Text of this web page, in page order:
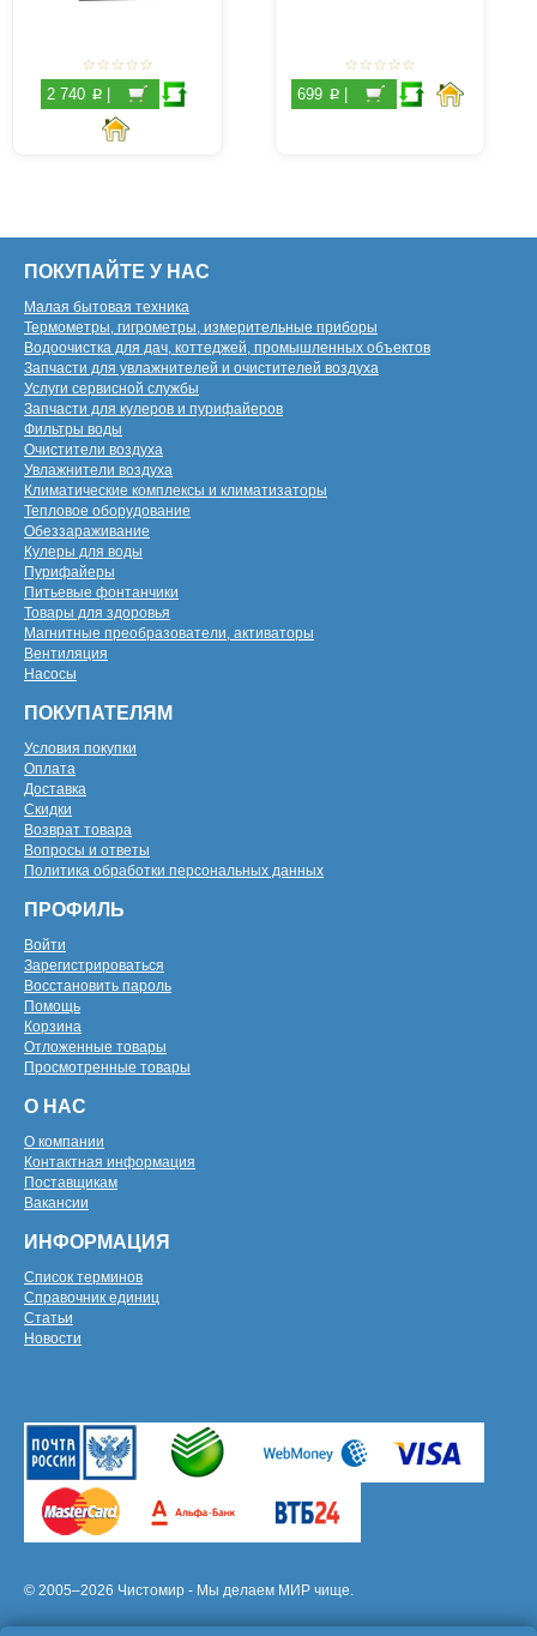
2 740 p 699 p
ПОКУПАЙТЕ У НАС
Малая бытовая техника
Термометры, гигрометры, измерительные приборы
Водоочистка для дач, коттеджей, промышленных объектов
Запчасти для увлажнителей и очистителей воздуха
Услуги сервисной службы
Запчасти для кулеров и пурифайеров
Фильтры воды
Очистители воздуха
Увлажнители воздуха
Климатические комплексы и климатизаторы
Тепловое оборудование
Обеззараживание
Кулеры для воды
Пурифайеры
Питьевые фонтанчики
Товары для здоровья
Магнитные преобразователи, активаторы
Вентиляция
Насосы
ПОКУПАТЕЛЯМ
Условия покупки
Оплата
Доставка
Скидки
Возврат товара
Вопросы и ответы
Политика обработки персональных данных
ПРОФИЛЬ
Войти
Зарегистрироваться
Восстановить пароль
Помощь
Корзина
Отложенные товары
Просмотренные товары
О НАС
О компании
Контактная информация
Поставщикам
Вакансии
ИНФОРМАЦИЯ
Список терминов
Справочник единиц
Статьи
Новости
© 2005–2026 Чистомир - Мы делаем МИР чище.